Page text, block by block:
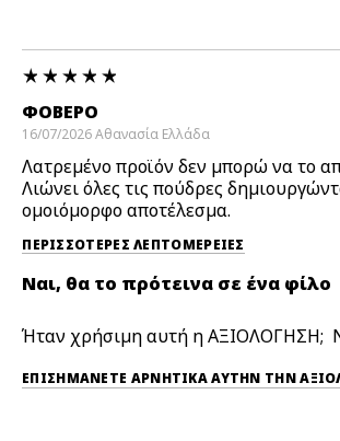
ΦΟΒΕΡΌ
16/07/2026Αθανασία Ελλάδα
Λατρεμένο προϊόν δεν μπορώ να το
Λιώνει όλες τις πούδρες
ομοιόμορφο αποτέλεσμα.
ΠΕΡΙΣΣΌΤΕΡΕΣ ΛΕΠΤΟΜΈΡΕΙΕΣ
Ναι, θα το πρότεινα σε ένα φίλο
Ήταν χρήσιμη αυτή η ΑΞΙΟΛΟΓΗΣΗ;
ΕΠΙΣΗΜΆΝΕΤΕ ΑΡΝΗΤΙΚΆ ΑΥΤΉΝ